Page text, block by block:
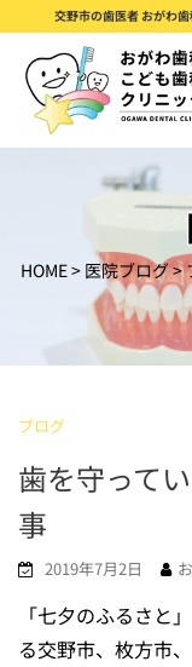
t
交野市の歯医者 おがわ
HOME> 医院ブログ>
ブログ
歯を守って
事
2019年7月2日
「七夕のふるさと
る交野市、枚方市